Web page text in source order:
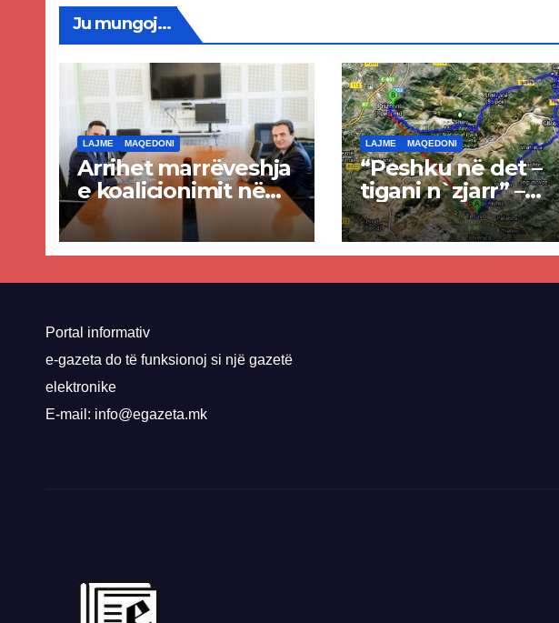
Ju mungoj...
LAJME MAQEDONI
Arrihet marrëveshja
e koalicionimit në
parim mes Kurtit
dhe Abdixhikut
LAJME MAQEDONI
“Peshku në det –
tigani n`zjarr” –
Ende pa u kryer
projekti i tunelit,
komuna e Tetovës
nis punimet për
Portal informativ
e-gazeta do të funksionoj si një gazetë
elektronike
E-mail: info@egazeta.mk